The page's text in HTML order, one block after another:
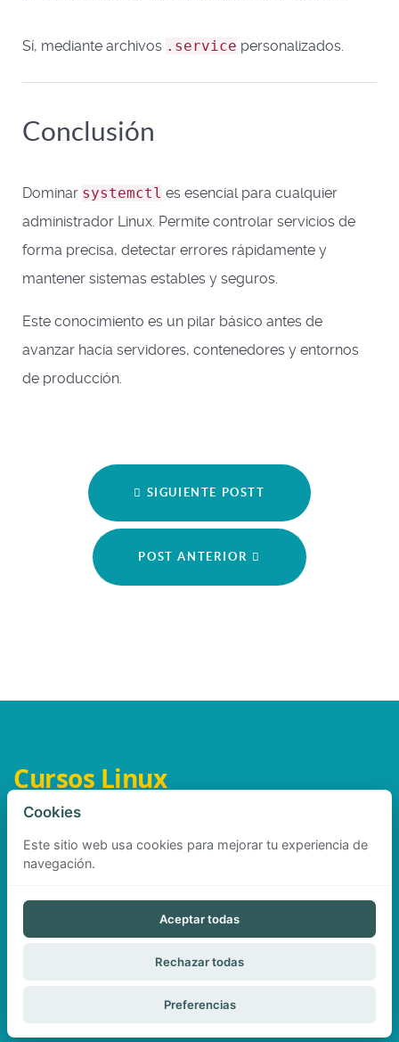
Sí, mediante archivos .service personalizados.
Conclusión
Dominar systemctl es esencial para cualquier
administrador Linux. Permite controlar servicios de
forma precisa, detectar errores rápidamente y
mantener sistemas estables y seguros.
Este conocimiento es un pilar básico antes de
avanzar hacia servidores, contenedores y entornos
de producción.
SIGUIENTE POSTT
POST ANTERIOR
Cursos Linux
Aviso legal
Documentación y artículos sobre Linux y sistemas.
Cookies
Este sitio web usa cookies para mejorar tu experiencia de
navegación.
Aceptar todas
Rechazar todas
Preferencias